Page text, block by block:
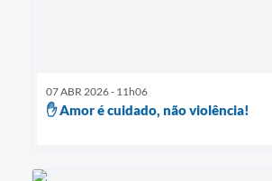
07 ABR 2026 - 11h06
✋ Amor é cuidado, não violência!